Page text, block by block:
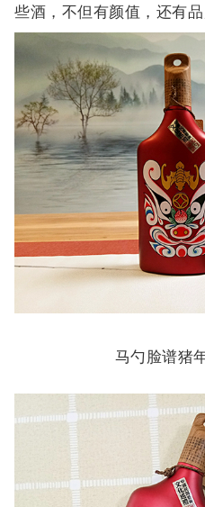
些酒，不但有颜值，还有品
马勺脸谱猪